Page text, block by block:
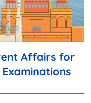
Affairs for